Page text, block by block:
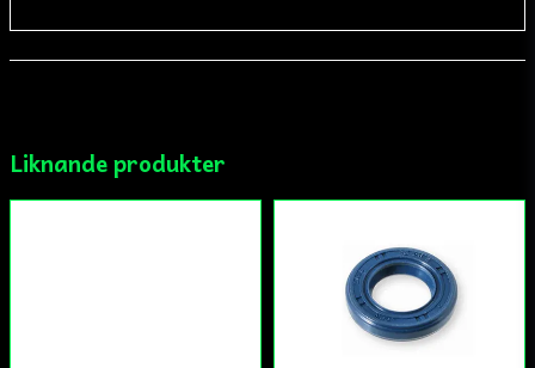
email
Ja, ni får publicera min fråga
Liknande produkter